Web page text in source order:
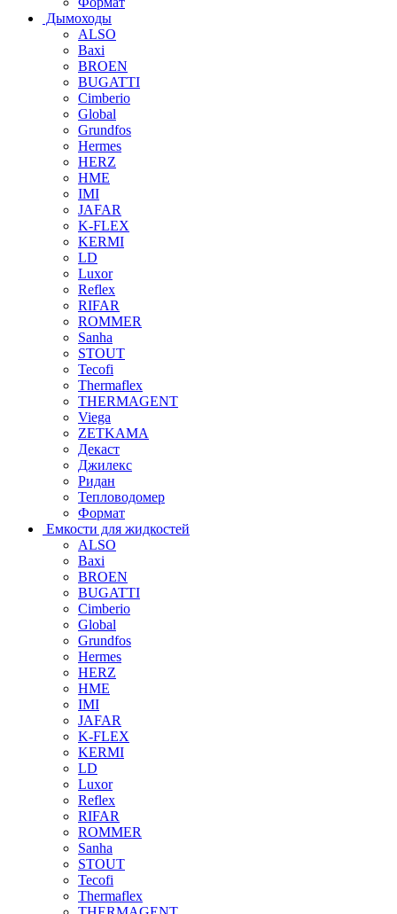
Дымоходы
ALSO
Baxi
BROEN
BUGATTI
Cimberio
Global
Grundfos
Hermes
HERZ
HME
IMI
JAFAR
K-FLEX
KERMI
LD
Luxor
Reflex
RIFAR
ROMMER
Sanha
STOUT
Tecofi
Thermaflex
THERMAGENT
Viega
ZETKAMA
Декаст
Джилекс
Ридан
Тепловодомер
Формат
Емкости для жидкостей
ALSO
Baxi
BROEN
BUGATTI
Cimberio
Global
Grundfos
Hermes
HERZ
HME
IMI
JAFAR
K-FLEX
KERMI
LD
Luxor
Reflex
RIFAR
ROMMER
Sanha
STOUT
Tecofi
Thermaflex